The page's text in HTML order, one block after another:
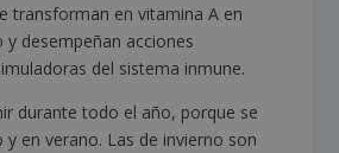
transforman en vitamina A en
desempeñan acciones
del sistema inmune.
durante todo el año, porque se
y en verano. Las de invierno son